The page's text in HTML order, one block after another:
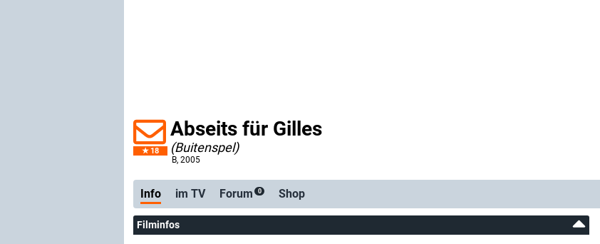
18
Abseits für Gilles
(Buitenspel)
B, 2005
Info im TV Forum 0 Shop
Filminfos